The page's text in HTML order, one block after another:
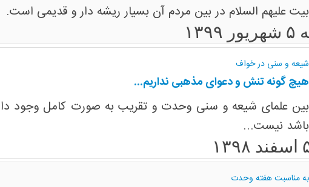
بیت علیهم السلام در بین مردم آن بسیار ریشه دار و قدیمی است.
شیعه و سنی در خواف
هیچ گونه تنش و دعوای مذهبی نداریم...
بین علمای شیعه و سنی وحدت و تقریب به صورت کامل وجود
باشد نیست...
به مناسبت هفته وحدت